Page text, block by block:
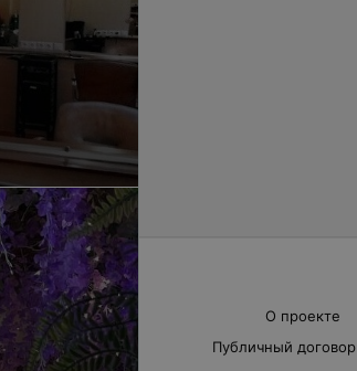
О проекте
Публичный договор